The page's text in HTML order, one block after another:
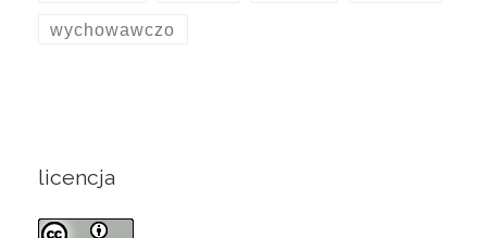
wychowawczo
licencja